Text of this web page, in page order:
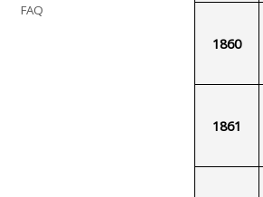
FAQ
1860
1861